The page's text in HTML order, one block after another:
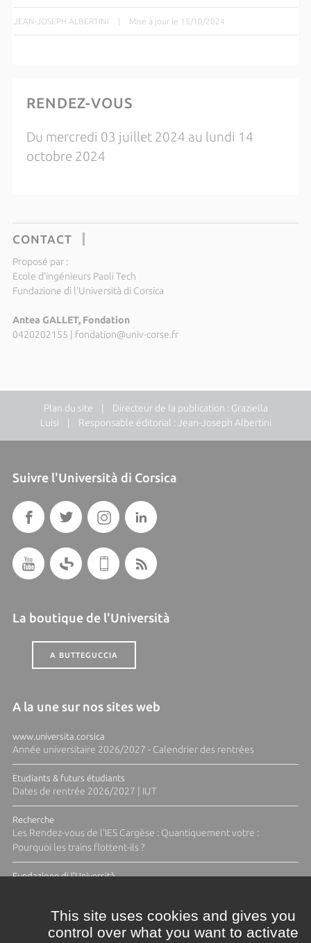
JEAN-JOSEPH ALBERTINI | Mise à jour le 15/10/2024
RENDEZ-VOUS
Du mercredi 03 juillet 2024 au lundi 14
octobre 2024
CONTACT
Proposé par :
Ecole d'ingénieurs Paoli Tech
Fundazione di l'Università di Corsica
Antea GALLET, Fondation
0420202155 | fondation@univ-corse.fr
Plan du site | Directeur de la publication : Graziella
Luisi | Responsable éditorial : Jean-Joseph Albertini
Suivre l'Università di Corsica
La boutique de l'Università
A BUTTEGUCCIA
A la une sur nos sites web
www.universita.corsica
Année universitaire 2026/2027 - Calendrier des rentrées
Etudiants & futurs étudiants
Dates de rentrée 2026/2027 | IUT
Recherche
Les Rendez-vous de l'IES Cargèse : Quantiquement votre :
Pourquoi les trains flottent-ils ?
Fundazione di l'Università
This site uses cookies and gives you
control over what you want to activate